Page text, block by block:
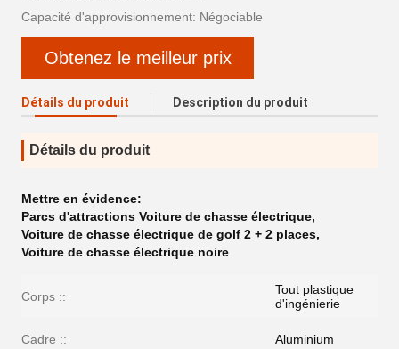
Capacité d'approvisionnement: Négociable
Obtenez le meilleur prix
Détails du produit Description du produit
Détails du produit
Mettre en évidence:
Parcs d'attractions Voiture de chasse électrique,
Voiture de chasse électrique de golf 2 + 2 places,
Voiture de chasse électrique noire
Corps ::
Tout plastique
d'ingénierie
Cadre :: Aluminium